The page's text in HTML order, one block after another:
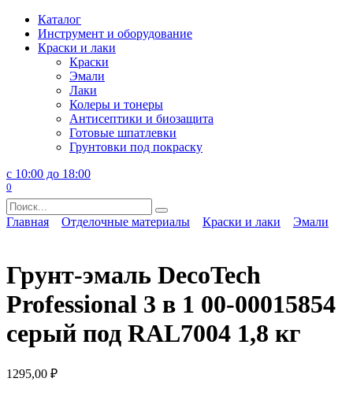
Перейти
содержанию
Каталог
Инструмент и оборудование
Краски и лаки
Краски
Эмали
Лаки
Колеры и тонеры
Антисептики и биозащита
Готовые шпатлевки
Грунтовки под покраску
с 10:00 до 18:00
0
Search
for:
Главная Отделочные материалы Краски и лаки Эмали
Грунт-эмаль DecoTech
Professional 3 в 1 00-00015854
серый под RAL7004 1,8 кг
1295,00 ₽